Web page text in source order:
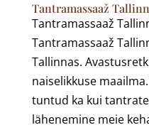
Tantramassaaž
Tantramassaaž
Tantramassaaž
Tallinnas.
naiselikkuse
tuntud ka kui
lähenemine meie